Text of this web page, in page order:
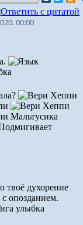
00:00
Мальтусика
твоё духорение
опозданием.